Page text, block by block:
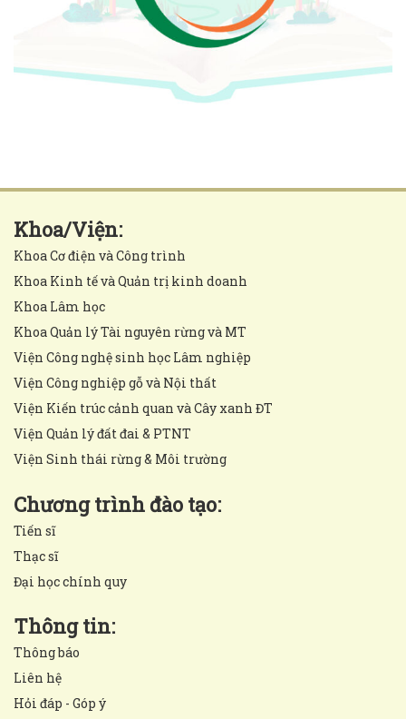
Khoa/Viện:
Khoa Cơ điện và Công trình
Khoa Kinh tế và Quản trị kinh doanh
Khoa Lâm học
Khoa Quản lý Tài nguyên rừng và MT
Viện Công nghệ sinh học Lâm nghiệp
Viện Công nghiệp gỗ và Nội thất
Viện Kiến trúc cảnh quan và Cây xanh ĐT
Viện Quản lý đất đai & PTNT
Viện Sinh thái rừng & Môi trường
Chương trình đào tạo:
Tiến sĩ
Thạc sĩ
Đại học chính quy
Thông tin:
Thông báo
Liên hệ
Hỏi đáp - Góp ý